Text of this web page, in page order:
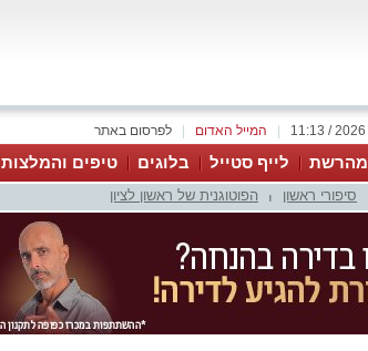
לפרסום באתר המייל האדום
מהרשת לייף סטייל בלוגים טיפים והמלצות
סיפורי ראשון הפוטוגנית של ראשון לציון